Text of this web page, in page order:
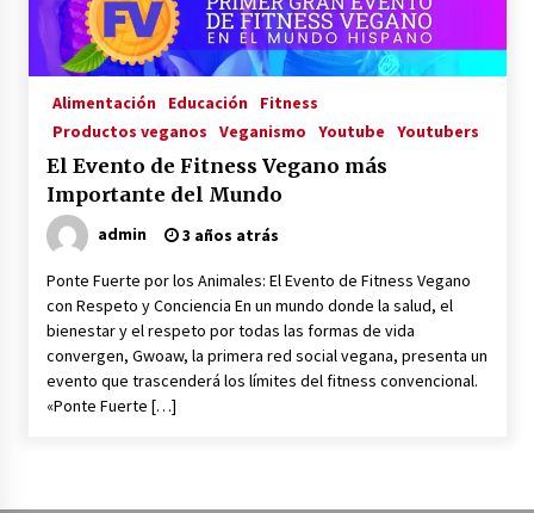
La Primera Maquina Casera para Crear Carne
Vegetal
3 años atrás
el Mundo Empresarial Vegano
3 años atrás
Viajar en moto por Colombia
3 años atrás
Alimentación Educación
Fitness
Productos veganos
Veganismo Youtube Youtubers
El Evento de Fitness Vegano más
Importante del Mundo
admin 3 años atrás
Ponte Fuerte por los Animales: El Evento de Fitness Vegano
con Respeto y Conciencia En un mundo donde la salud, el
bienestar y el respeto por todas las formas de vida
convergen, Gwoaw, la primera red social vegana, presenta un
evento que trascenderá los límites del fitness convencional.
«Ponte Fuerte […]